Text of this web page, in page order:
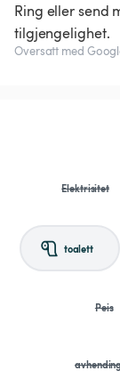
Ring eller send
Oversatt med
Elektrisitet
toalett
Peis